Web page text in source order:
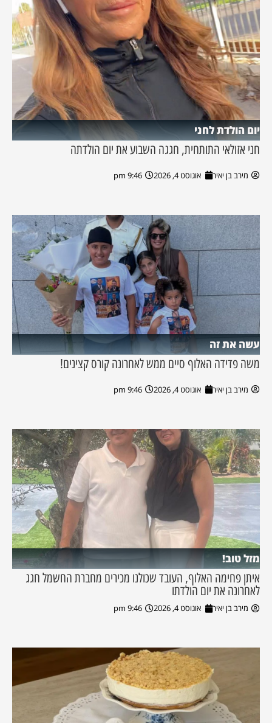
יום הולדת לחני
חני אזולאי התותחית, חגגה השבוע את יום הולדתה
מירב בן יאיר אוגוסט 4, 2026 9:46 pm
עשה את זה
משה פדידה האלוף סיים ממש לאחרונה קורס קצינים!
מירב בן יאיר אוגוסט 4, 2026 9:46 pm
מזל טוב!
איתן פחימה האלוף, העובד שכולנו מכירים מחברת החשמל חגג
לאחרונה את יום הולדתו
מירב בן יאיר אוגוסט 4, 2026 9:46 pm